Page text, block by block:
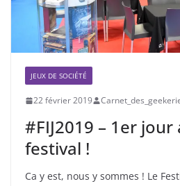
JEUX DE SOCIÉTÉ
22 février 2019
#FIJ2019 – 1er
festival !
Ca y est, nous y sommes ! Le